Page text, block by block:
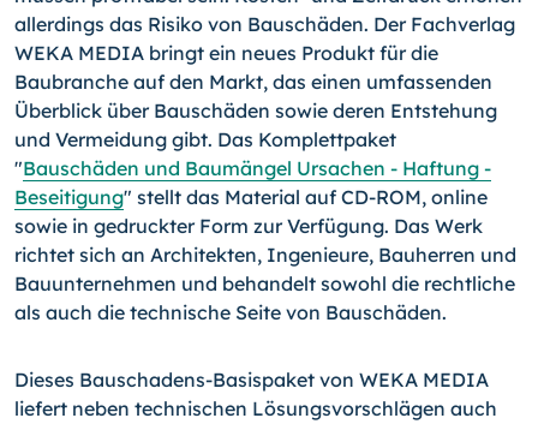
allerdings das Risiko von Bauschäden. Der Fachverlag
WEKA MEDIA bringt ein neues Produkt für die
Baubranche auf den Markt, das einen umfassenden
Überblick über Bauschäden sowie deren Entstehung
und Vermeidung gibt. Das Komplettpaket
"Bauschäden und Baumängel Ursachen - Haftung -
Beseitigung" stellt das Material auf CD-ROM, online
sowie in gedruckter Form zur Verfügung. Das Werk
richtet sich an Architekten, Ingenieure, Bauherren und
Bauunternehmen und behandelt sowohl die rechtliche
als auch die technische Seite von Bauschäden.
Dieses Bauschadens-Basispaket von WEKA MEDIA
liefert neben technischen Lösungsvorschlägen auch